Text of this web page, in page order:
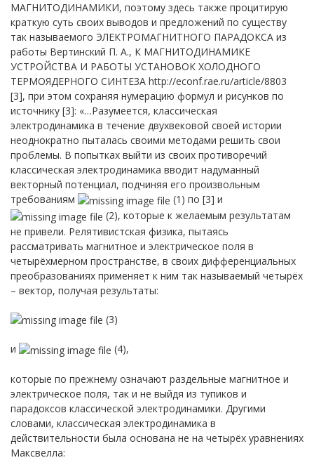
МАГНИТОДИНАМИКИ, поэтому здесь также процитирую
краткую суть своих выводов и предложений по существу
так называемого ЭЛЕКТРОМАГНИТНОГО ПАРАДОКСА из
работы Вертинский П. А., К МАГНИТОДИНАМИКЕ
УСТРОЙСТВА И РАБОТЫ УСТАНОВОК ХОЛОДНОГО
ТЕРМОЯДЕРНОГО СИНТЕЗА http://econf.rae.ru/article/8803
[3], при этом сохраняя нумерацию формул и рисунков по
источнику [3]: «…Разумеется, классическая
электродинамика в течение двухвековой своей истории
неоднократно пыталась своими методами решить свои
проблемы. В попытках выйти из своих противоречий
классическая электродинамика вводит надуманный
векторный потенциал, подчиняя его произвольным
требованиям
(1) по [3] и
(2), которые к желаемым результатам
не привели. Релятивистская физика, пытаясь
рассматривать магнитное и электрическое поля в
четырёхмерном пространстве, в своих дифференциальных
преобразованиях применяет к ним так называемый четырёх
– вектор, получая результаты:
(3)
и (4),
которые по прежнему означают раздельные магнитное и
электрическое поля, так и не выйдя из тупиков и
парадоксов классической электродинамики. Другими
словами, классическая электродинамика в
действительности была основана не на четырёх уравнениях
Максвелла: